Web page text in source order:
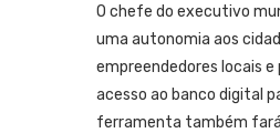
O chefe do executivo
uma autonomia aos
empreendedores locais
acesso ao banco digital
ferramenta também fará